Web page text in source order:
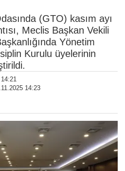
(GTO) kasım ayı
Meclis Başkan Vekili
Yönetim
Kurulu üyelerinin
14:23